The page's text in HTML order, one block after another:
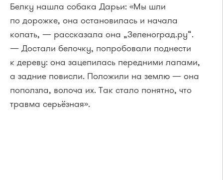
Белку нашла собака Дарьи: «Мы шли
по дорожке, она остановилась и начала
копать, — рассказала она „Зеленоград.ру“.
— Достали белочку, попробовали поднести
к дереву: она зацепилась передними лапами,
а задние повисли. Положили на землю — она
поползла, волоча их. Так стало понятно, что
травма серьёзная».